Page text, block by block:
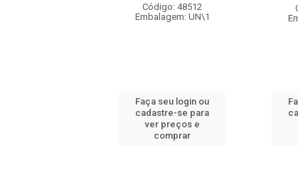
Código: 48512
Embalagem: UN\1
Faça seu login ou
cadastre-se para
ver preços e
comprar